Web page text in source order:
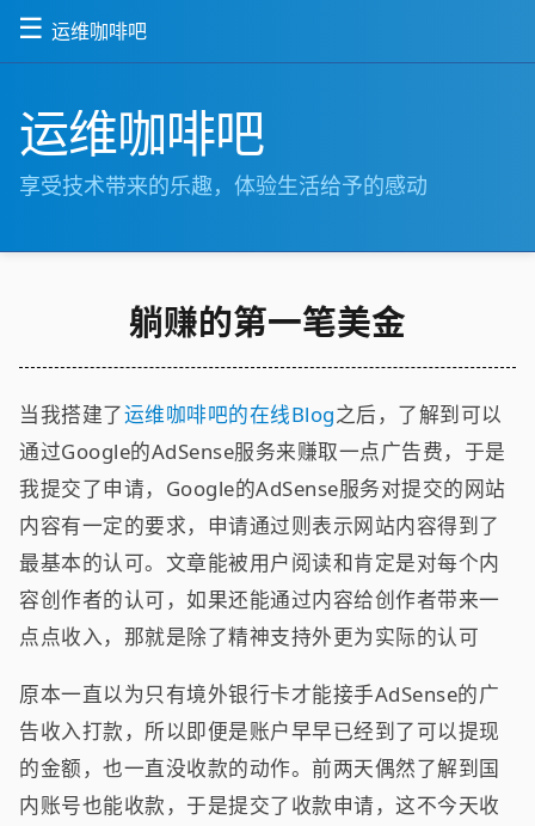
☰ 运维咖啡吧
运维咖啡吧
享受技术带来的乐趣，体验生活给予的感动
躺赚的第一笔美金
当我搭建了运维咖啡吧的在线Blog之后，了解到可以
通过Google的AdSense服务来赚取一点广告费，于是
我提交了申请，Google的AdSense服务对提交的网站
内容有一定的要求，申请通过则表示网站内容得到了
最基本的认可。文章能被用户阅读和肯定是对每个内
容创作者的认可，如果还能通过内容给创作者带来一
点点收入，那就是除了精神支持外更为实际的认可
原本一直以为只有境外银行卡才能接手AdSense的广
告收入打款，所以即便是账户早早已经到了可以提现
的金额，也一直没收款的动作。前两天偶然了解到国
内账号也能收款，于是提交了收款申请，这不今天收